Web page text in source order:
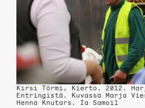
Kirsi Törmi, Kierto. 2012.
Entringistä. Kuvassa Marja
Henna Knutars. Ia Samoil